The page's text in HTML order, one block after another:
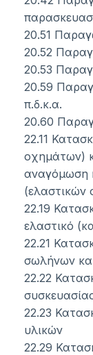
20.51
20.52
20.53
20.59
π.δ.κ.α.
20.60
22.11
οχημάτων)
αναγόμωση
22.19
ελαστικό
22.21
σωλήνων
22.22
22.23
υλικών
22.29